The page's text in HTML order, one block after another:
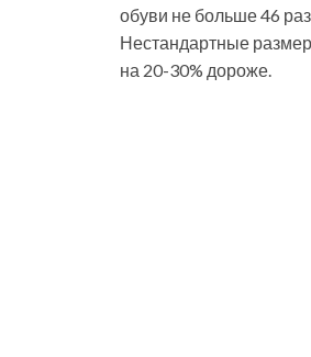
обуви не больше 46
Нестандартные
на 20-30% дороже.